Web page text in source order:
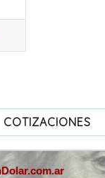
COTIZACIONES